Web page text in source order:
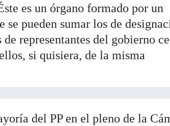
es un órgano formado por un
se pueden sumar los de
representantes del gobierno
si quisiera, de la misma
del PP en el pleno de la